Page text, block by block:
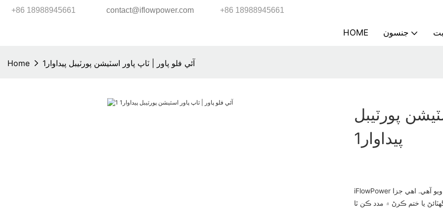
+86 18988945661 contact@iflowpower.com +86 18988945661
HOME جنسون
Home آئي فلو پاور | ٽاپ پاور اسٽيشن پورٽيبل پيداوار1
پورٽيبل
پيداوار1
iFlowPower خاص اليڪٽرو-مقناطيسي مداخلت دٻائڻ وارن حصن تي مشتمل تيار ڪيو ويو آهي. اهي جزا